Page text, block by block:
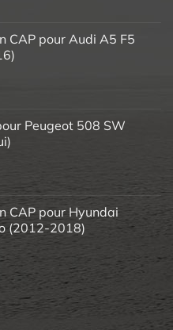
CAP pour Audi A5 F5
Peugeot 508 SW
CAP pour Hyundai
(2012-2018)